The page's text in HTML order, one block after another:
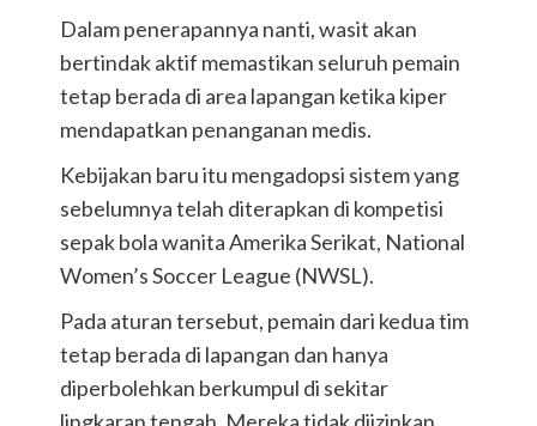
Dalam penerapannya nanti, wasit akan
bertindak aktif memastikan seluruh pemain
tetap berada di area lapangan ketika kiper
mendapatkan penanganan medis.
Kebijakan baru itu mengadopsi sistem yang
sebelumnya telah diterapkan di kompetisi
sepak bola wanita Amerika Serikat, National
Women’s Soccer League (NWSL).
Pada aturan tersebut, pemain dari kedua tim
tetap berada di lapangan dan hanya
diperbolehkan berkumpul di sekitar